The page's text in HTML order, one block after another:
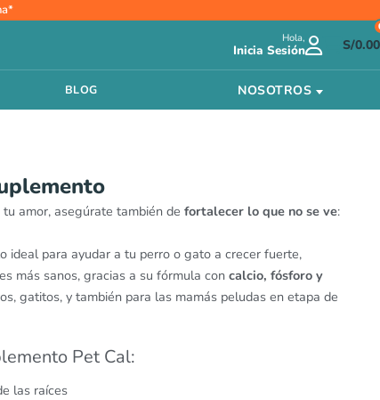
Hola,
Inicia Sesión S/0.00
BLOG NOSOTROS
amor, asegúrate también de fortalecer lo que no se ve:
ideal para ayudar a tu perro o gato a crecer fuerte,
más sanos, gracias a su fórmula con calcio, fósforo y
gatitos, y también para las mamás peludas en etapa de
Pet Cal:
las raíces